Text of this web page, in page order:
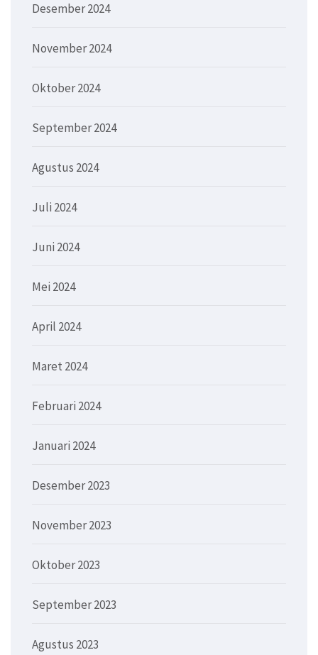
Desember 2024
November 2024
Oktober 2024
September 2024
Agustus 2024
Juli 2024
Juni 2024
Mei 2024
April 2024
Maret 2024
Februari 2024
Januari 2024
Desember 2023
November 2023
Oktober 2023
September 2023
Agustus 2023